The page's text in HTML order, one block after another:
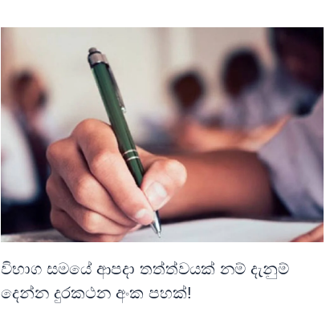
විභාග සමයේ ආපදා තත්ත්වයක් නම් දැනුම්
දෙන්න දුරකථන අංක පහක්!